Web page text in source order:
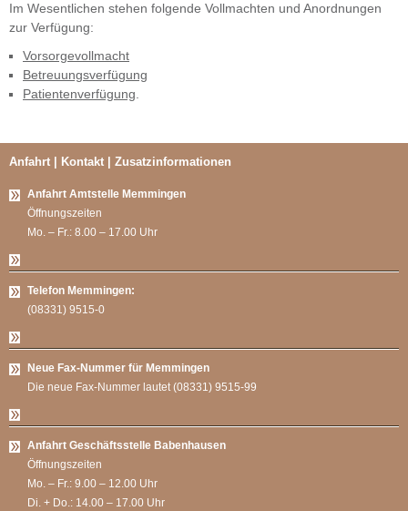
Im Wesent­li­chen ste­hen fol­gende Voll­mach­ten und Anord­nun­gen
zur Ver­fü­gung:
Vor­sor­ge­voll­macht
Betreu­ungs­ver­fü­gung
Pati­en­ten­ver­fü­gung
Anfahrt | Kontakt | Zusatzinformationen
Anfahrt Amtstelle Memmingen
Öffnungszeiten
Mo. – Fr.: 8.00 – 17.00 Uhr
Telefon Memmingen:
(08331) 9515-0
Neue Fax-Nummer für Memmingen
Die neue Fax-Nummer lautet (08331) 9515-99
Anfahrt Geschäftsstelle Babenhausen
Öffnungszeiten
Mo. – Fr.: 9.00 – 12.00 Uhr
Di. + Do.: 14.00 – 17.00 Uhr